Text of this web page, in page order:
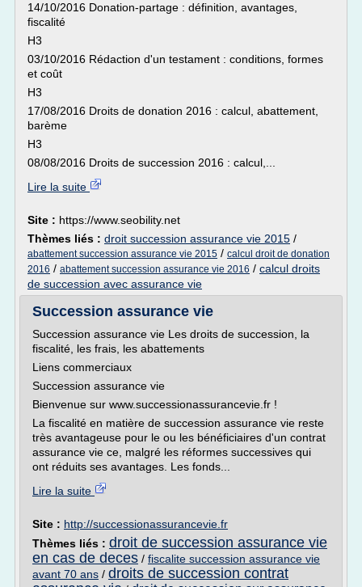
14/10/2016 Donation-partage : définition, avantages,
fiscalité
H3
03/10/2016 Rédaction d'un testament : conditions, formes
et coût
H3
17/08/2016 Droits de donation 2016 : calcul, abattement,
barème
H3
08/08/2016 Droits de succession 2016 : calcul,...
Lire la suite
Site : https://www.seobility.net
Thèmes liés : droit succession assurance vie 2015 /
abattement succession assurance vie 2015 / calcul droit de donation
2016 / abattement succession assurance vie 2016 / calcul droits
de succession avec assurance vie
Succession assurance vie
Succession assurance vie Les droits de succession, la
fiscalité, les frais, les abattements
Liens commerciaux
Succession assurance vie
Bienvenue sur www.successionassurancevie.fr !
La fiscalité en matière de succession assurance vie reste
très avantageuse pour le ou les bénéficiaires d'un contrat
assurance vie ce, malgré les réformes successives qui
ont réduits ses avantages. Les fonds...
Lire la suite
Site : http://successionassurancevie.fr
Thèmes liés : droit de succession assurance vie
en cas de deces / fiscalite succession assurance vie
avant 70 ans / droits de succession contrat